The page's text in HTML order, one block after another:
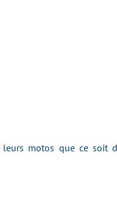
motos que ce soit